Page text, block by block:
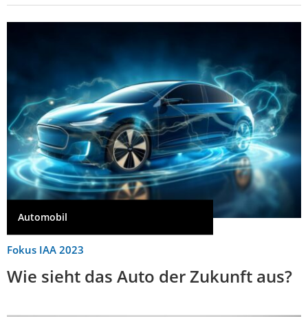
Automobil
Fokus IAA 2023
Wie sieht das Auto der Zukunft aus?